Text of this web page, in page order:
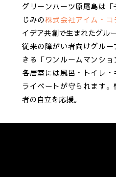
グリーンハーツ原尾島は
じみの株式会社アイム・コ
イデア共創で生まれたグル
従来の障がい者向けグル
きる「ワンルームマンショ
各居室には風呂・トイレ
ライベートが守られます。
者の自立を応援。